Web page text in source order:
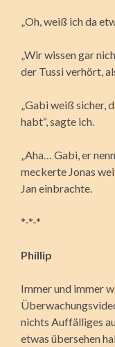
„Oh, weiß ich da
„Wir wissen gar
der Tussi verhört,
„Gabi weiß sicher,
habt“, sagte ich.
„Aha… Gabi, er
meckerte Jonas
Jan einbrachte.
*-*-*
Phillip
Immer und immer
nichts Auffälliges
etwas übersehen